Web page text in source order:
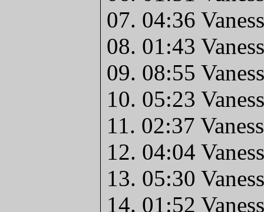
07. 04:36
08. 01:43
09. 08:55
10. 05:23
11. 02:37
12. 04:04
13. 05:30
14. 01:52